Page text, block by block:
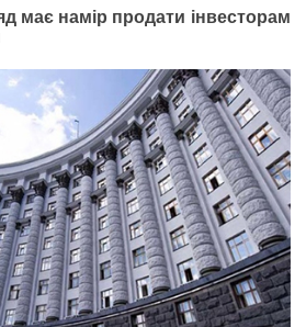
має намір продати інвесторам